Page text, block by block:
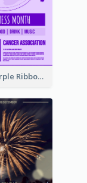
Lovely Purple Ribbon Poster Design Template